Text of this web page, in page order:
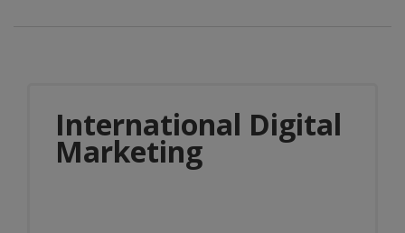
International Digital
Marketing